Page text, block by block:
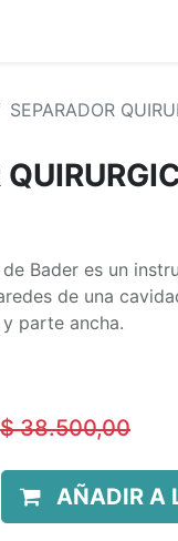
SEPARADOR
Bader es un
de una
parte ancha.
$38.500,00
AÑADIR A